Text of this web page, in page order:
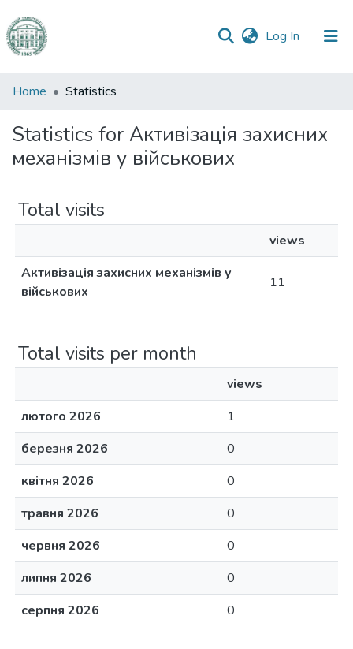
Log In (current)
Communities
Collections
All of DSpace
Home Statistics
Statistics for Активізація захисних
механізмів у військових
Total visits
views
Активізація захисних механізмів у
військових
11
Total visits per month
views
лютого 2026
1
березня 2026
0
квітня 2026
0
травня 2026
0
червня 2026
0
липня 2026
0
серпня 2026
0